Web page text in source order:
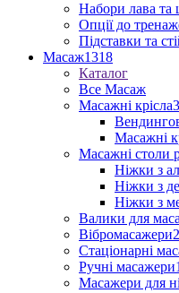
Набори лава та
Опції до
Підставки та
Масаж1318
Каталог
Все Масаж
Масажні крісла
Масажні
Масажні столи
Ніжки з
Ніжки з
Ніжки з
Валики для
Вібромасажери
Стаціонарні
Ручні масажери
Масажери для